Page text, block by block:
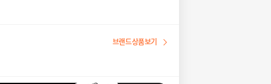
브랜드상품보기